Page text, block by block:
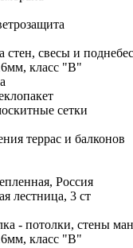
стен, свесы и
класс "В"
сетки
террас и балконов
Россия
лестница, 3 ст
- потолки, стены
класс "В"